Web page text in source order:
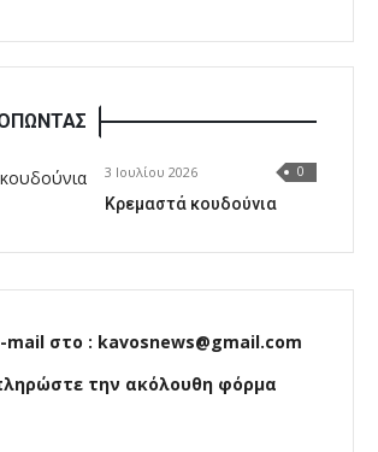
3 Ιουλίου 2026 0
Κρεμαστά κουδούνια
mail στο : kavosnews@gmail.com
την ακόλουθη φόρμα